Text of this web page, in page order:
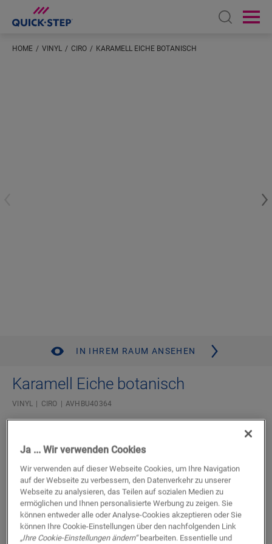
Open
HOME VINYL CIRO KARAMELL EICHE BOTANISCH
IN IHREM RAUM ANSEHEN
Karamell Eiche botanisch
VINYL CIRO AVHBU40364
Lebenslange Garantie für Wohnbereiche
Fischgrätmuster
Unterlage integriert
Wasserdicht
Verfügbar in2 Varianten
Einen Händler in Ihrer Nähe finden
Ja ... Wir verwenden Cookies
Wir verwenden auf dieser Webseite Cookies, um Ihre Navigation
auf der Webseite zu verbessern, den Datenverkehr zu unserer
Webseite zu analysieren, das Teilen auf sozialen Medien zu
ermöglichen und Ihnen personalisierte Werbung zu zeigen. Sie
können entweder alle oder Analyse-Cookies akzeptieren oder Sie
können Ihre Cookie-Einstellungen über den nachfolgenden Link
„Ihre Cookie-Einstellungen ändern“bearbeiten. Essentielle und